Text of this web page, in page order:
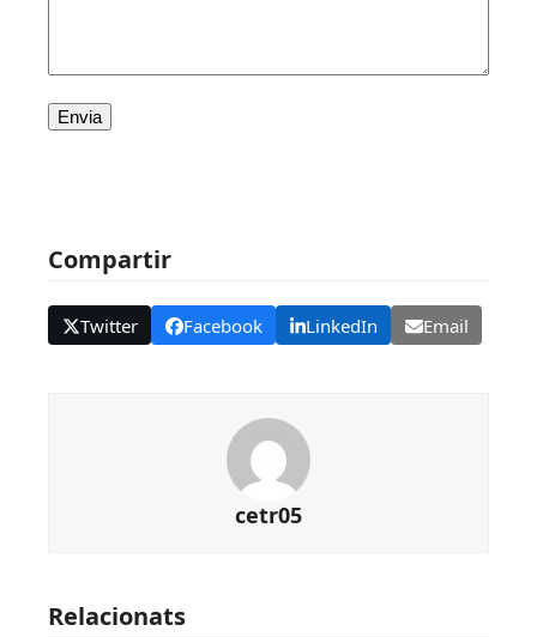
Compartir
Twitter Facebook LinkedIn Email
cetr05
Relacionats